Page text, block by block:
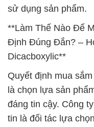
sử dụng sản phẩm.
**Làm Thế Nào Để
Định Đúng Đắn? –
Dicacboxylic**
Quyết định mua
là chọn lựa sản
đáng tin cậy. Công
tin là đối tác lựa